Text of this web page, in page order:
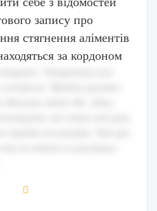
запису про
стягнення аліментів
за кордоном